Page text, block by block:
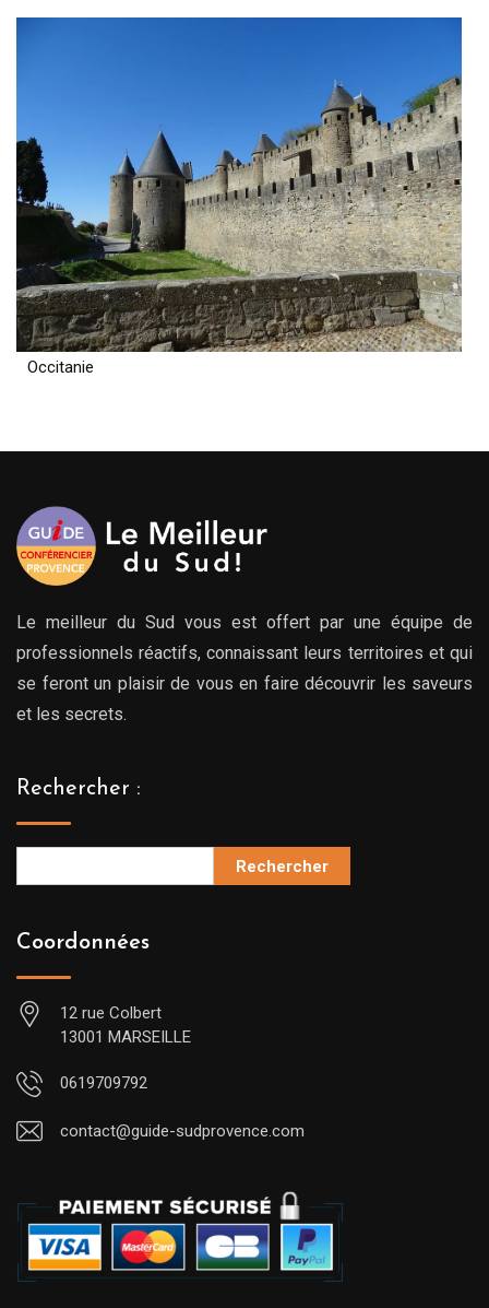
Occitanie
Le meilleur du Sud vous est offert par une équipe de
professionnels réactifs, connaissant leurs territoires et qui
se feront un plaisir de vous en faire découvrir les saveurs
et les secrets.
Rechercher :
Rechercher
Coordonnées
12 rue Colbert
13001 MARSEILLE
0619709792
contact@guide-sudprovence.com